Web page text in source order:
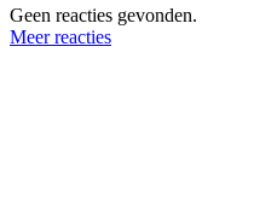
Geen reacties gevonden.
Meer reacties